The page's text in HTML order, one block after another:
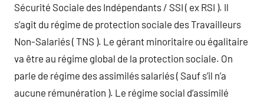
Sécurité Sociale des Indépendants / SSI ( ex RSI ). Il
s’agit du régime de protection sociale des Travailleurs
Non-Salariés ( TNS ). Le gérant minoritaire ou égalitaire
va être au régime global de la protection sociale. On
parle de régime des assimilés salariés ( Sauf s’il n’a
aucune rémunération ). Le régime social d’assimilé